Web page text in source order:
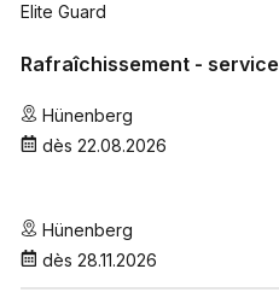
Elite Guard
Rafraîchissement -
Hünenberg
dès 22.08.2026
Hünenberg
dès 28.11.2026